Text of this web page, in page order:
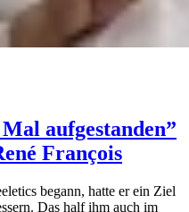
aufgestanden”
François
begann, hatte er ein Ziel
Das half ihm auch im